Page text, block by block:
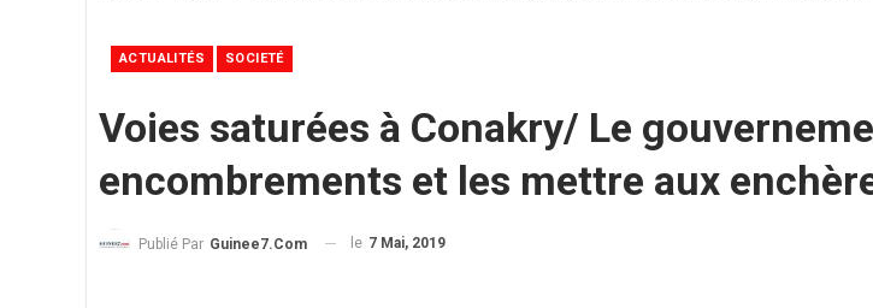
ACTUALITÉS SOCIETÉ
Voies saturées à Conakry/ Le
encombrements et les mettre aux
Publié Par Guinee7.com le 7 Mai, 2019